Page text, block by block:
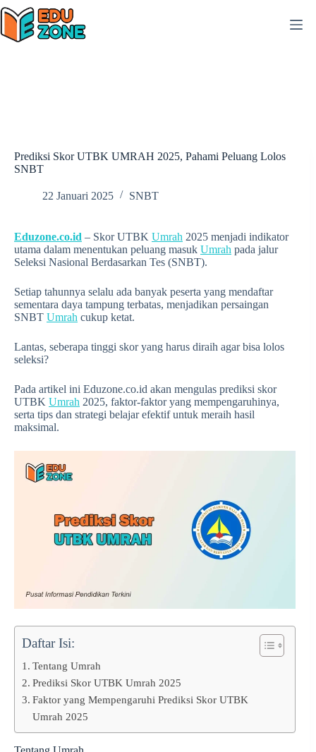
Skip
to
content
Prediksi Skor UTBK UMRAH 2025, Pahami Peluang Lolos
SNBT
22 Januari 2025 SNBT
Eduzone.co.id – Skor UTBK Umrah 2025 menjadi indikator
utama dalam menentukan peluang masuk Umrah pada jalur
Seleksi Nasional Berdasarkan Tes (SNBT).
Setiap tahunnya selalu ada banyak peserta yang mendaftar
sementara daya tampung terbatas, menjadikan persaingan
SNBT Umrah cukup ketat.
Lantas, seberapa tinggi skor yang harus diraih agar bisa lolos
seleksi?
Pada artikel ini Eduzone.co.id akan mengulas prediksi skor
UTBK Umrah 2025, faktor-faktor yang mempengaruhinya,
serta tips dan strategi belajar efektif untuk meraih hasil
maksimal.
Daftar Isi:
Tentang Umrah
Prediksi Skor UTBK Umrah 2025
Faktor yang Mempengaruhi Prediksi Skor UTBK
Umrah 2025